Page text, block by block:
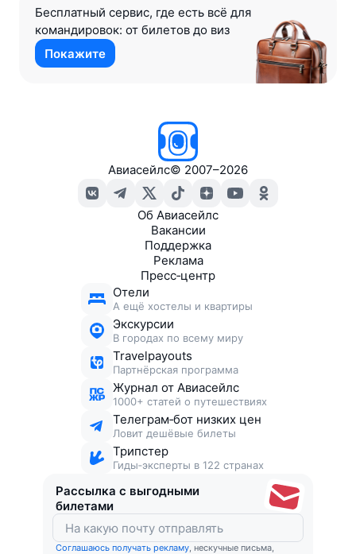
Бесплатный сервис, где есть всё для
командировок: от билетов до виз
Покажите
Авиасейлс© 2007–2026
Об Авиасейлс
Вакансии
Поддержка
Реклама
Пресс‑центр
Отели
А ещё хостелы и квартиры
Экскурсии
В городах по всему миру
Travelpayouts
Партнёрская программа
Журнал от Авиасейлс
1000+ статей о путешествиях
Телеграм‑бот низких цен
Ловит дешёвые билеты
Трипстер
Гиды‑эксперты в 122 странах
Рассылка с выгодными
билетами
Соглашаюсь получать рекламу, нескучные письма,